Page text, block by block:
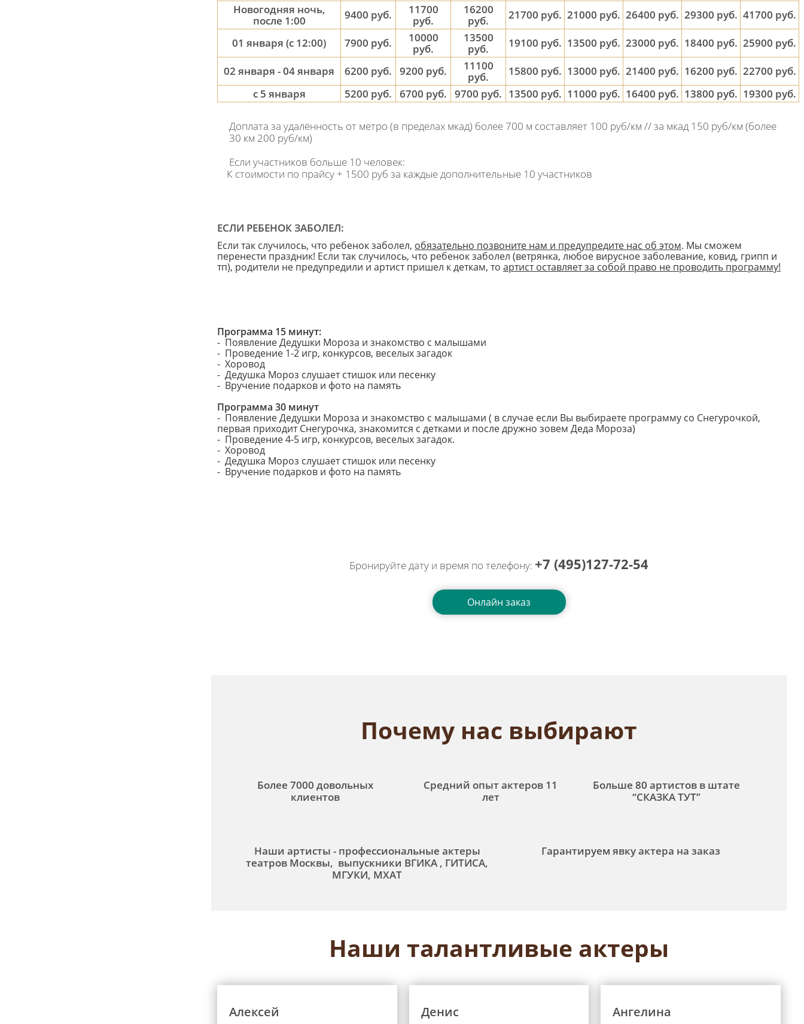
Новогодняя ночь,
после 1:00
9400 руб.
11700
руб.
16200
руб.
21700 руб. 21000 руб. 26400 руб. 29300 руб. 41700 руб.
01 января (с 12:00) 7900 руб.
10000
руб.
13500
руб.
19100 руб. 13500 руб. 23000 руб. 18400 руб. 25900 руб.
02 января - 04 января 6200 руб. 9200 руб.
11100
руб.
15800 руб. 13000 руб. 21400 руб. 16200 руб. 22700 руб.
с 5 января
5200 руб. 6700 руб. 9700 руб. 13500 руб. 11000 руб. 16400 руб. 13800 руб. 19300 руб.
Доплата за удалённость от метро (в пределах мкад) более 700 м составляет 100 руб/км // за мкад 150 руб/км (более
30 км 200 руб/км)
Если участников больше 10 человек:
К стоимости по прайсу + 1500 руб за каждые дополнительные 10 участников
ЕСЛИ РЕБЕНОК ЗАБОЛЕЛ:
Если так случилось, что ребенок заболел, обязательно позвоните нам и предупредите нас об этом. Мы сможем
перенести праздник! Если так случилось, что ребенок заболел (ветрянка, любое вирусное заболевание, ковид, грипп и
тп), родители не предупредили и артист пришел к деткам, то артист оставляет за собой право не проводить программу!
Программа 15 минут:
- Появление Дедушки Мороза и знакомство с малышами
- Проведение 1-2 игр, конкурсов, веселых загадок
- Хоровод
- Дедушка Мороз слушает стишок или песенку
- Вручение подарков и фото на память
Программа 30 минут
- Появление Дедушки Мороза и знакомство с малышами ( в случае если Вы выбираете программу со Снегурочкой,
первая приходит Снегурочка, знакомится с детками и после дружно зовем Деда Мороза)
- Проведение 4-5 игр, конкурсов, веселых загадок.
- Хоровод
- Дедушка Мороз слушает стишок или песенку
- Вручение подарков и фото на память
Бронируйте дату и время по телефону: +7 (495)127-72-54
Онлайн заказ
Почему нас выбирают
Более 7000 довольных
клиентов
Средний опыт актеров 11
лет
Больше 80 артистов в штате
“СКАЗКА ТУТ”
Наши артисты - профессиональные актеры
театров Москвы, выпускники ВГИКА , ГИТИСА,
МГУКИ, МХАТ
Гарантируем явку актера на заказ
Наши талантливые актеры
Алексей Денис Ангелина